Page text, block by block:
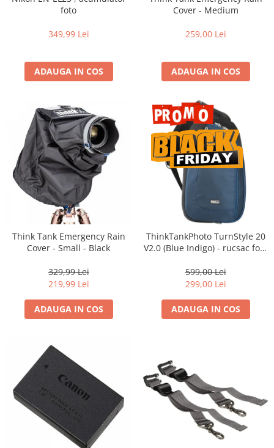
Accesorii diverse
foto
349,99 Lei
ADAUGA IN COS
Cover - Medium
259,00 Lei
ADAUGA IN COS
Think Tank Emergency Rain
Cover - Small - Black
329,99 Lei
219,99 Lei
ADAUGA IN COS
ThinkTankPhoto TurnStyle 20
V2.0 (Blue Indigo) - rucsac foto
599,00 Lei
299,00 Lei
ADAUGA IN COS